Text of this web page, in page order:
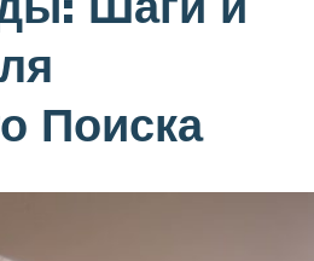
Поиска